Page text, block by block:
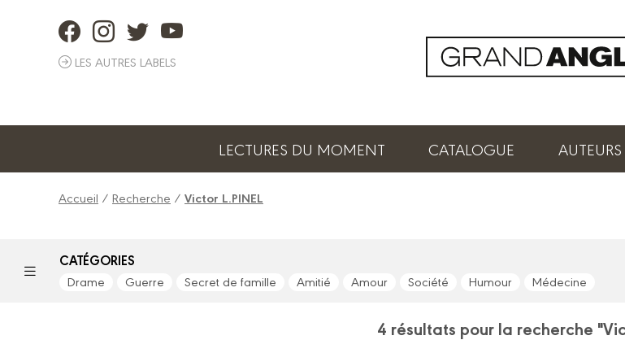
LES AUTRES LABELS
LECTURES DU MOMENT CATALOGUE AUTEURS
Accueil / Recherche / Victor L.PINEL
CATÉGORIES
Drame Guerre Secret de famille Amitié Amour Société Humour Médecine
4 résultats pour la recherche